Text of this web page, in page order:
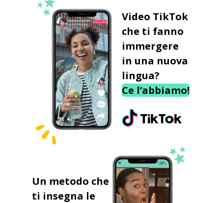
Video TikTok
che ti fanno
immergere
in una nuova
lingua?
Ce l’abbiamo!
Un metodo che
ti insegna le